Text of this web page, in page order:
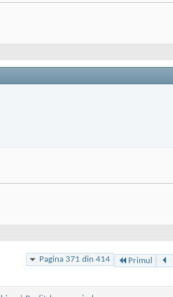
Pagina 371 din 414 Primul